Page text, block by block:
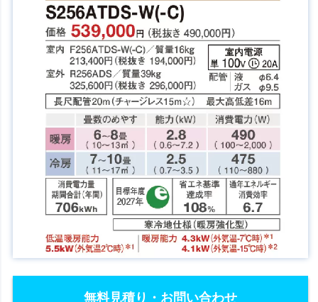
無料見積り・お問い合わせ